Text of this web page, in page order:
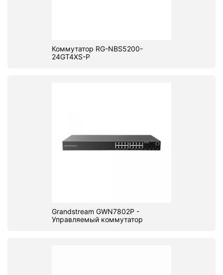
Коммутатор RG-NBS5200-
24GT4XS-P
Grandstream GWN7802P -
Управляемый коммутатор